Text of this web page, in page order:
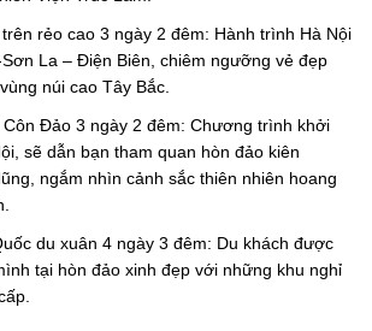
rẻo cao 3 ngày 2 đêm: Hành trình Hà Nội
La – Điện Biên, chiêm ngưỡng vẻ đẹp
núi cao Tây Bắc.
Côn Đảo 3 ngày 2 đêm: Chương trình khởi
sẽ dẫn bạn tham quan hòn đảo kiên
ngắm nhìn cảnh sắc thiên nhiên hoang
du xuân 4 ngày 3 đêm: Du khách được
tại hòn đảo xinh đẹp với những khu nghỉ